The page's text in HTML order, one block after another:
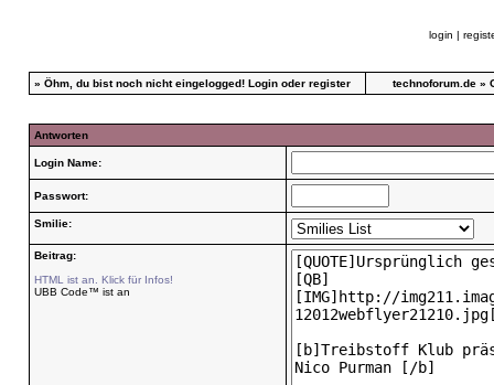
login |
» Öhm, du bist noch nicht eingelogged! Loginoder register technoforum.de»
Antworten
Login Name:
Passwort:
Smilie:
Beitrag:
HTML ist an. Klick für Infos!
UBB Code™ ist an